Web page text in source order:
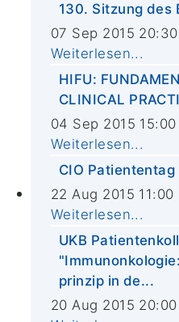
Termine
In den Medien
CIO-Krebs-
Weltkrebstag
CIO-
Projekte
Kochevent
Kontakt
Kontaktformular
Alle
Ihr Besuch im
Anfahrt
Presseanfragen
130. Sitzung des
07 Sep 2015 20:30
Weiterlesen...
HIFU:
CLINICAL
04 Sep 2015 15:00
Weiterlesen...
CIO Patiententag
22 Aug 2015 11:00
Weiterlesen...
UKB
prinzip in de...
20 Aug 2015 20:00